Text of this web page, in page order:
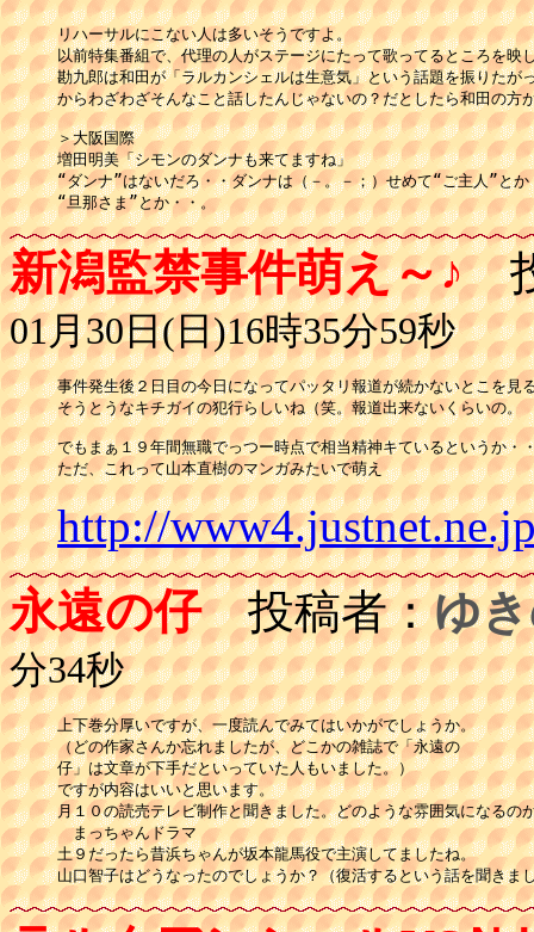
リハーサルにこない人は多いそうですよ。
以前特集番組で、代理の人がステージにたって歌ってるところを映
勘九郎は和田が「ラルカンシェルは生意気」という話題を振りたが
からわざわざそんなこと話したんじゃないの？だとしたら和田の方
＞大阪国際
増田明美「シモンのダンナも来てますね」
“ダンナ”はないだろ・・ダンナは（－。－；）せめて“ご主人”とか
新潟監禁事件萌え～♪投
01月30日(日)16時35分59秒
事件発生後２日目の今日になってパッタリ報道が続かないとこを見
そうとうなキチガイの犯行らしいね（笑。報道出来ないくらいの。
でもまぁ１９年間無職でっつー時点で相当精神キているというか・
ただ、これって山本直樹のマンガみたいで萌え
http://
永遠の仔投稿者：ゆ
分34秒
上下巻分厚いですが、一度読んでみてはいかがでしょうか。
（どの作家さんか忘れましたが、どこかの雑誌で「永遠の
仔」は文章が下手だといっていた人もいました。）
ですが内容はいいと思います。
月１０の読売テレビ制作と聞きました。どのような雰囲気になるの
まっちゃんドラマ
土９だったら昔浜ちゃんが坂本龍馬役で主演してましたね。
山口智子はどうなったのでしょうか？（復活するという話を聞きま